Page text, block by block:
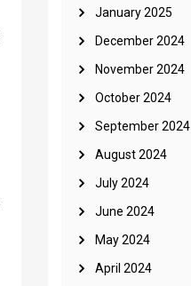
January 2025
December 2024
November 2024
October 2024
September 2024
August 2024
July 2024
June 2024
May 2024
April 2024